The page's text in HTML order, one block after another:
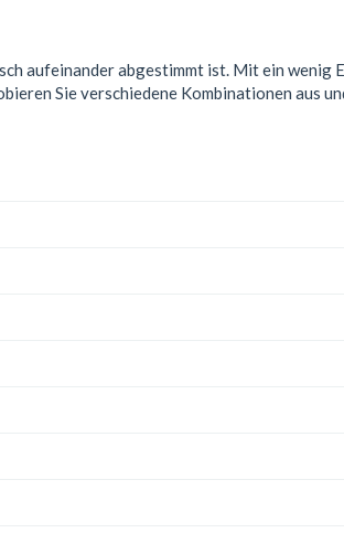
aufeinander abgestimmt ist. Mit ein
Sie verschiedene Kombinationen aus